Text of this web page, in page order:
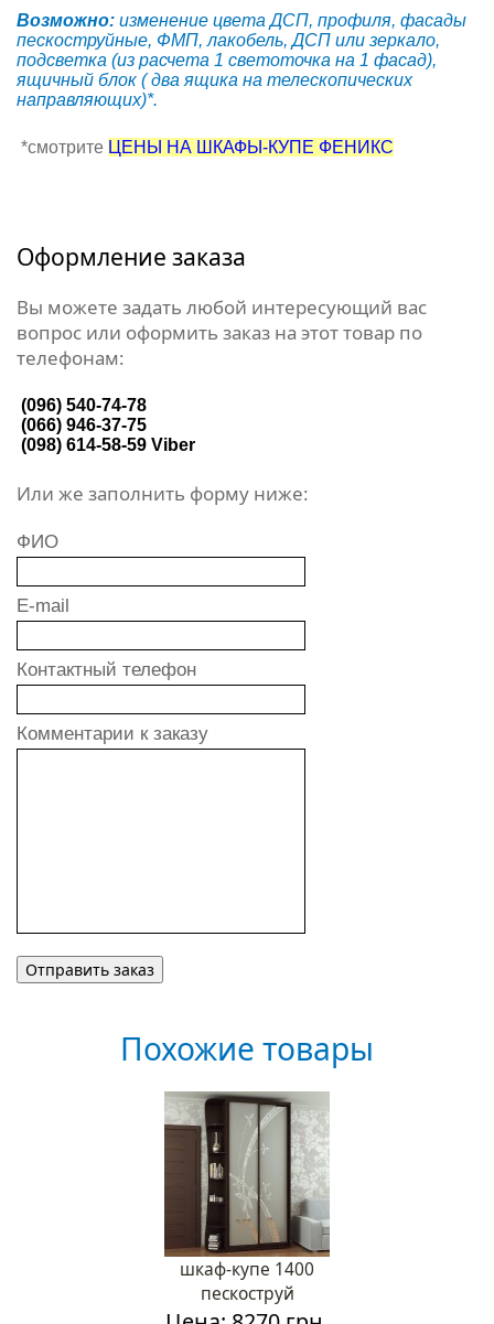
Возможно: изменение цвета ДСП, профиля, фасады
пескоструйные, ФМП, лакобель, ДСП или зеркало,
подсветка (из расчета 1 светоточка на 1 фасад),
ящичный блок ( два ящика на телескопических
направляющих)*.
*смотрите ЦЕНЫ НА ШКАФЫ-КУПЕ ФЕНИКС
Оформление заказа
Вы можете задать любой интересующий вас
вопрос или оформить заказ на этот товар по
телефонам:
(096) 540-74-78
(066) 946-37-75
(098) 614-58-59 Viber
Или же заполнить форму ниже:
ФИО
E-mail
Контактный телефон
Комментарии к заказу
Похожие товары
шкаф-купе 1400
пескоструй